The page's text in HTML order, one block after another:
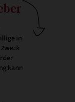
in
kann